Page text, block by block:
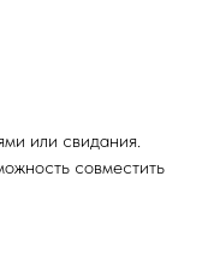
или свидания.
совместить